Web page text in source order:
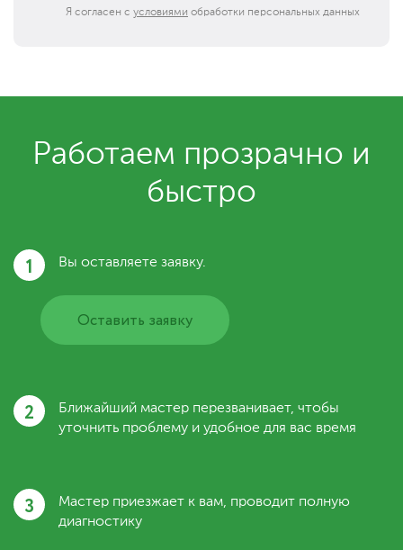
Я согласен с условиями обработки персональных данных
Работаем прозрачно и
быстро
1 Вы оставляете заявку.
Оставить заявку
2
Ближайший мастер перезванивает, чтобы
уточнить проблему и удобное для вас время
3
Мастер приезжает к вам, проводит полную
диагностику